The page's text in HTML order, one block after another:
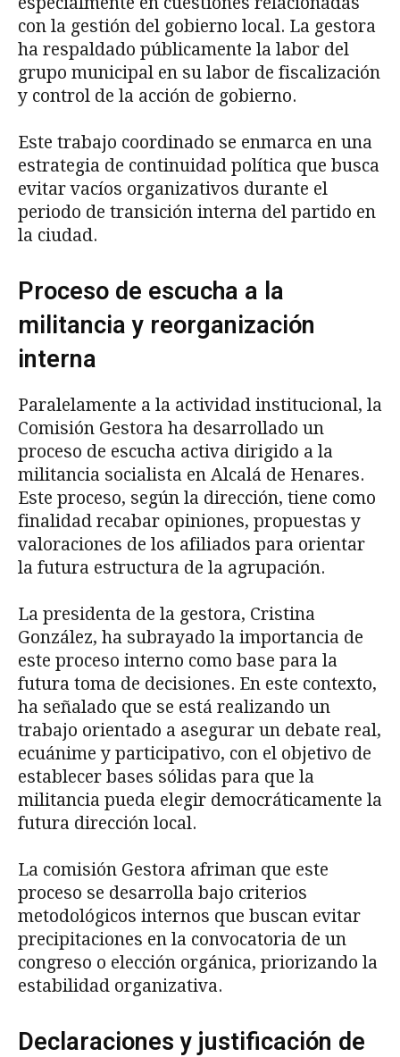
con la gestión del gobierno local. La gestora
ha respaldado públicamente la labor del
grupo municipal en su labor de fiscalización
y control de la acción de gobierno.
Este trabajo coordinado se enmarca en una
estrategia de continuidad política que busca
evitar vacíos organizativos durante el
periodo de transición interna del partido en
la ciudad.
Proceso de escucha a la
militancia y reorganización
interna
Paralelamente a la actividad institucional, la
Comisión Gestora ha desarrollado un
proceso de escucha activa dirigido a la
militancia socialista en Alcalá de Henares.
Este proceso, según la dirección, tiene como
finalidad recabar opiniones, propuestas y
valoraciones de los afiliados para orientar
la futura estructura de la agrupación.
La presidenta de la gestora, Cristina
González, ha subrayado la importancia de
este proceso interno como base para la
futura toma de decisiones. En este contexto,
ha señalado que se está realizando un
trabajo orientado a asegurar un debate real,
ecuánime y participativo, con el objetivo de
establecer bases sólidas para que la
militancia pueda elegir democráticamente la
futura dirección local.
La comisión Gestora afriman que este
proceso se desarrolla bajo criterios
metodológicos internos que buscan evitar
precipitaciones en la convocatoria de un
congreso o elección orgánica, priorizando la
estabilidad organizativa.
Declaraciones y justificación de